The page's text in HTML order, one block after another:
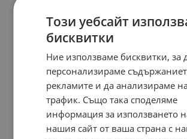
Този уебсайт
бисквитки
Ние използваме бисквитки, за
персонализираме
рекламите и да анализираме
трафик. Също така споделяме
информация за използването
нашия сайт от ваша страна с